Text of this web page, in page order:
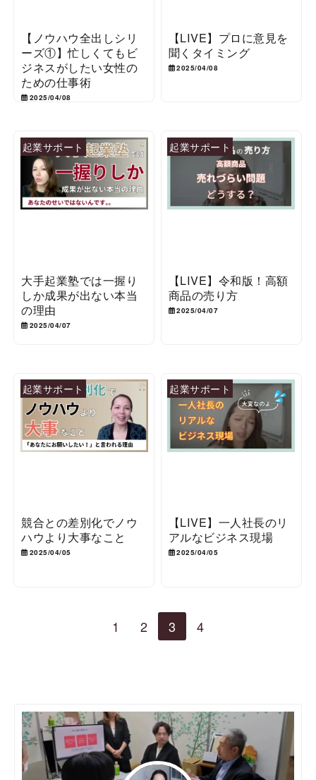
【ノウハウ全出しシリ
ーズ①】忙しくてもビ
ジネスがしたい女性の
ための仕事術
2025/04/08
【LIVE】プロに意見を
聞くタイミング
2025/04/08
起業サポート
大手起業塾では一握り
しか成果が出ない本当
の理由
2025/04/07
起業サポート
【LIVE】令和版！高額
商品の売り方
2025/04/07
起業サポート
競合との差別化でノウ
ハウより大事なこと
2025/04/05
起業サポート
【LIVE】一人社長のリ
アルなビジネス現場
2025/04/05
1 2 3 4